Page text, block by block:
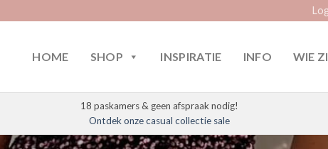
HOME SHOP INSPIRATIE INFO WIE
18 paskamers & geen afspraak nodig!
Ontdek onze casual collectie sale